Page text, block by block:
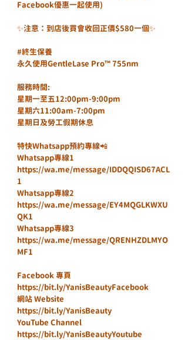
Facebook優惠一起使用)
✨注意：到店後買會收回正價$580一個✨
#終生保養
永久使用GentleLase Pro™️ 755nm
服務時間:
星期一至五12:00pm-9:00pm
星期六11:00am-7:00pm
星期日及勞工假期休息
特快Whatsapp預約專線📲
Whatsapp專線1
https://wa.me/message/IDDQQISD67ACL
1
Whatsapp專線2
https://wa.me/message/EY4MQGLKWXU
QK1
Whatsapp專線3
https://wa.me/message/QRENHZDLMYO
MF1
Facebook 專頁
https://bit.ly/YanisBeautyFacebook
網站 Website
https://bit.ly/YanisBeauty
YouTube Channel
https://bit.ly/YanisBeautyYoutube